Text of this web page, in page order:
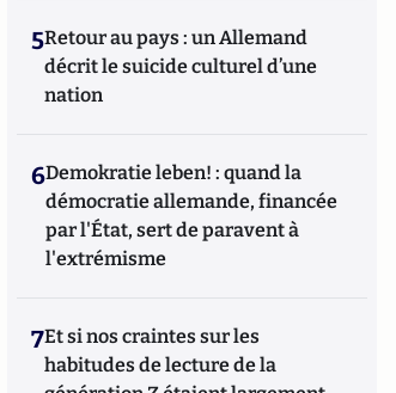
5Retour au pays : un Allemand
décrit le suicide culturel d’une
nation
6Demokratie leben! : quand la
démocratie allemande, financée
par l'État, sert de paravent à
l'extrémisme
7Et si nos craintes sur les
habitudes de lecture de la